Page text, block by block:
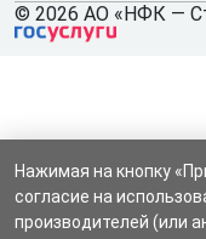
© 2026 АО «НФК —
Нажимая на кнопку
согласие на
производителей (или